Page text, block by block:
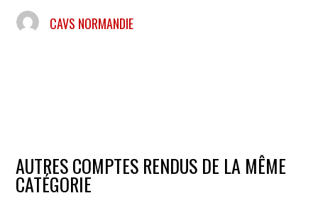
CAVS NORMANDIE
AUTRES COMPTES RENDUS DE LA MÊME
CATÉGORIE